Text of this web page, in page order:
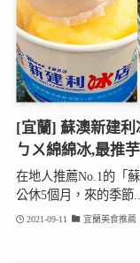
[宜蘭] 蘇澳新建利
ㄅㄨ綿綿冰,最推
在地人推薦No.1的「
公休5個月，來的季節...
2021-09-11 宜蘭美食推薦